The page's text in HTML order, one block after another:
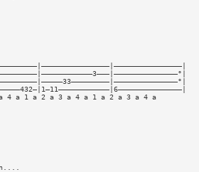
4 a 1 a 2 a 3 a 4 a 1 a 2 a 3 a 4 a